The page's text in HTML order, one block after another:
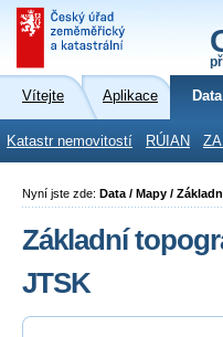
Vítejte Aplikace Data
Katastr nemovitostí RÚIAN
Nyní jste zde: Data / Mapy /
Základní
JTSK